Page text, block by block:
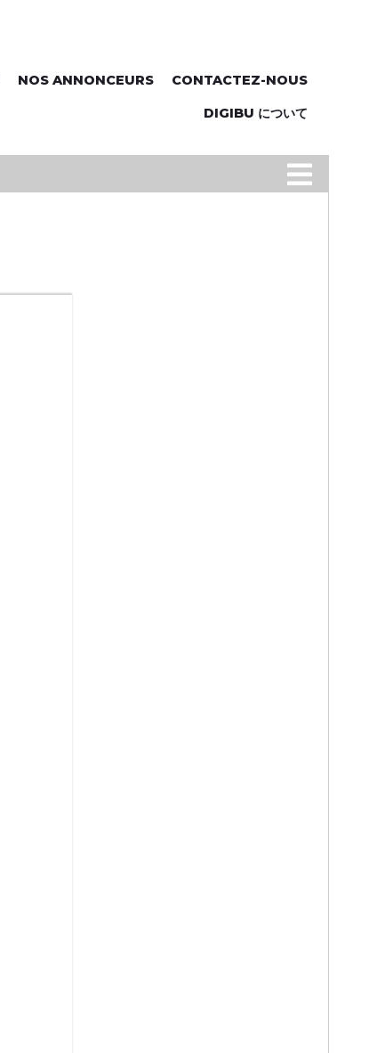
NOS ANNONCEURS CONTACTEZ-NOUS
DIGIBU について